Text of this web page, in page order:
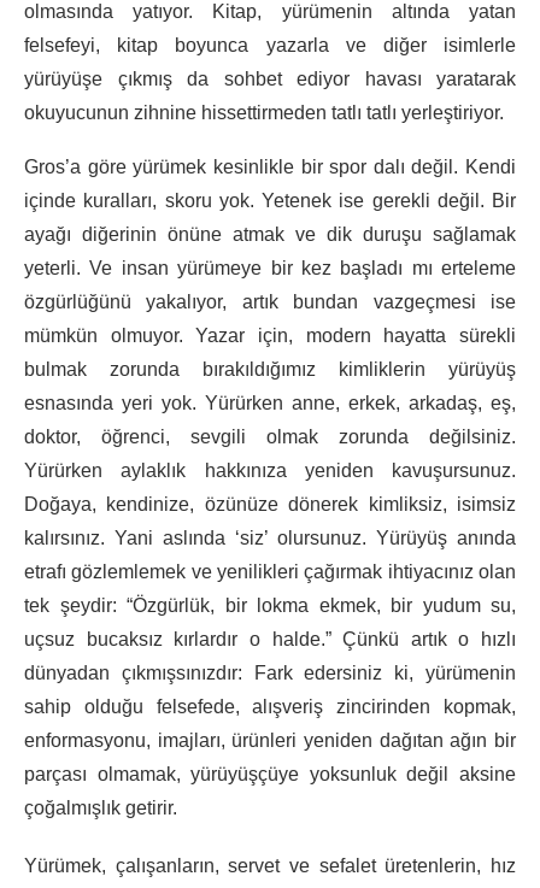
olmasında yatıyor. Kitap, yürümenin altında yatan
felsefeyi, kitap boyunca yazarla ve diğer isimlerle
yürüyüşe çıkmış da sohbet ediyor havası yaratarak
okuyucunun zihnine hissettirmeden tatlı tatlı yerleştiriyor.
Gros’a göre yürümek kesinlikle bir spor dalı değil. Kendi
içinde kuralları, skoru yok. Yetenek ise gerekli değil. Bir
ayağı diğerinin önüne atmak ve dik duruşu sağlamak
yeterli. Ve insan yürümeye bir kez başladı mı erteleme
özgürlüğünü yakalıyor, artık bundan vazgeçmesi ise
mümkün olmuyor. Yazar için, modern hayatta sürekli
bulmak zorunda bırakıldığımız kimliklerin yürüyüş
esnasında yeri yok. Yürürken anne, erkek, arkadaş, eş,
doktor, öğrenci, sevgili olmak zorunda değilsiniz.
Yürürken aylaklık hakkınıza yeniden kavuşursunuz.
Doğaya, kendinize, özünüze dönerek kimliksiz, isimsiz
kalırsınız. Yani aslında ‘siz’ olursunuz. Yürüyüş anında
etrafı gözlemlemek ve yenilikleri çağırmak ihtiyacınız olan
tek şeydir: “Özgürlük, bir lokma ekmek, bir yudum su,
uçsuz bucaksız kırlardır o halde.” Çünkü artık o hızlı
dünyadan çıkmışsınızdır: Fark edersiniz ki, yürümenin
sahip olduğu felsefede, alışveriş zincirinden kopmak,
enformasyonu, imajları, ürünleri yeniden dağıtan ağın bir
parçası olmamak, yürüyüşçüye yoksunluk değil aksine
çoğalmışlık getirir.
Yürümek, çalışanların, servet ve sefalet üretenlerin, hız